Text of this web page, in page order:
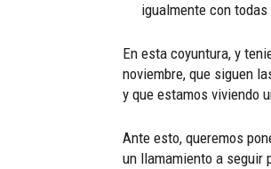
igualmente con
En esta coyuntura, y
noviembre, que siguen
y que estamos viviendo
Ante esto, queremos
un llamamiento a seguir